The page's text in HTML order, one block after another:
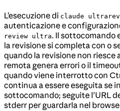
L’esecuzione di claude
autenticazione e
review ultra. Il sottocomando
la revisione si completa con o
quando la revisione non riesce
remota genera errori o il
quando viene interrotto con
continua a essere eseguita se
sottocomando; seguite l’URL
stderr per guardarla nel